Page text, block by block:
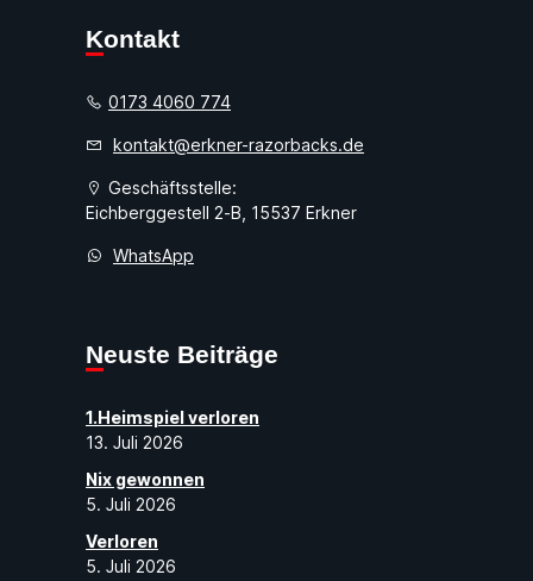
Kontakt
0173 4060 774
kontakt@erkner-razorbacks.de
Geschäftsstelle:
Eichberggestell 2-B, 15537 Erkner
WhatsApp
Neuste Beiträge
1.Heimspiel verloren
13. Juli 2026
Nix gewonnen
5. Juli 2026
Verloren
5. Juli 2026